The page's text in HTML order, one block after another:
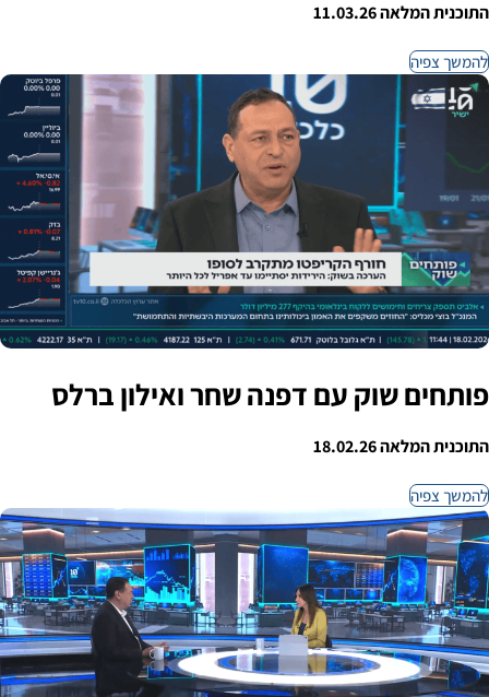
התוכנית המלאה 11.03.26
להמשך צפיה
פותחים שוק עם דפנה שחר ואילון ברלס
התוכנית המלאה 18.02.26
להמשך צפיה